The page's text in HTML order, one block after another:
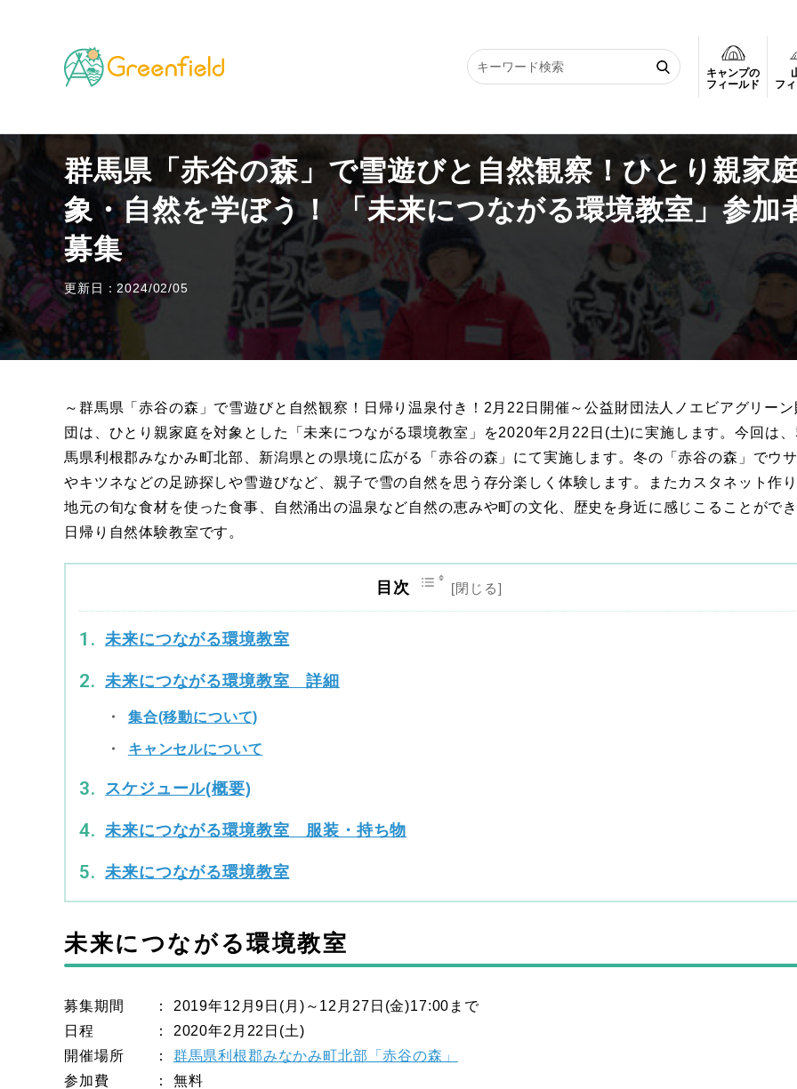
キャンプの
フィールド
フ
TOP 遊びに関する知識 群馬県「赤谷の森」で雪遊びと自然観察！ひとり親家庭対象・自然を学ぼう！ 「未来につながる環境教室
群馬県「赤谷の森」で雪遊びと自然観察！ひとり親家
象・自然を学ぼう！ 「未来につながる環境教室」参加
募集
更新日：2024/02/05
～群馬県「赤谷の森」で雪遊びと自然観察！日帰り温泉付き！2月22日開催～公益財団法人ノエビアグリーン
団は、ひとり親家庭を対象とした「未来につながる環境教室」を2020年2月22日(土)に実施します。今回は、
馬県利根郡みなかみ町北部、新潟県との県境に広がる「赤谷の森」にて実施します。冬の「赤谷の森」でウ
やキツネなどの足跡探しや雪遊びなど、親子で雪の自然を思う存分楽しく体験します。またカスタネット作
地元の旬な食材を使った食事、自然涌出の温泉など自然の恵みや町の文化、歴史を身近に感じこることがで
日帰り自然体験教室です。
目次
未来につながる環境教室
未来につながる環境教室 詳細
集合(移動について)
キャンセルについて
スケジュール(概要)
未来につながる環境教室 服装・持ち物
未来につながる環境教室
未来につながる環境教室
募集期間 ： 2019年12月9日(月)～12月27日(金)17:00まで
日程 ： 2020年2月22日(土)
開催場所 ： 群馬県利根郡みなかみ町北部「赤谷の森」
参加費 ： 無料